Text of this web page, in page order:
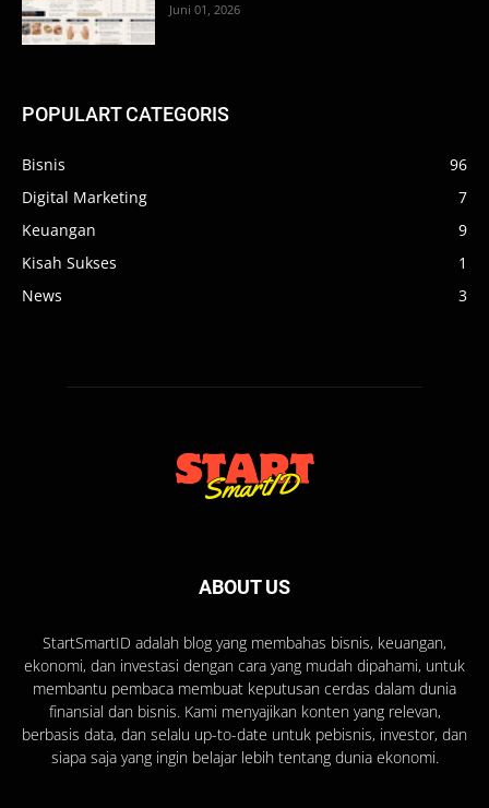
Juni 01, 2026
POPULART CATEGORIS
Bisnis
96
Digital Marketing
7
Keuangan
9
Kisah Sukses
1
News
3
ABOUT US
StartSmartID adalah blog yang membahas bisnis, keuangan,
ekonomi, dan investasi dengan cara yang mudah dipahami, untuk
membantu pembaca membuat keputusan cerdas dalam dunia
finansial dan bisnis. Kami menyajikan konten yang relevan,
berbasis data, dan selalu up-to-date untuk pebisnis, investor, dan
siapa saja yang ingin belajar lebih tentang dunia ekonomi.